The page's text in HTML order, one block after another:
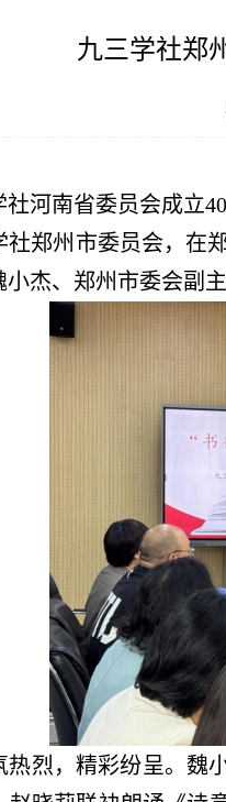
九三学社郑
社河南省委员会成立
郑州市委员会，在
杰、郑州市委会副
热烈，精彩纷呈。魏